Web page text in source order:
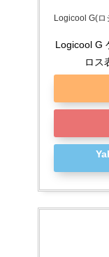
Logicool G(ロ
Logicool G
ロス